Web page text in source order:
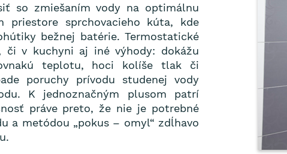
so zmiešaním vody na optimálnu
sprchovacieho kúta, kde
bežnej batérie. Termostatické
či v kuchyni aj iné výhody: dokážu
teplotu, hoci kolíše tlak či
poruchy prívodu studenej vody
K jednoznačným plusom patrí
práve preto, že nie je potrebné
a metódou „pokus – omyl“ zdĺhavo